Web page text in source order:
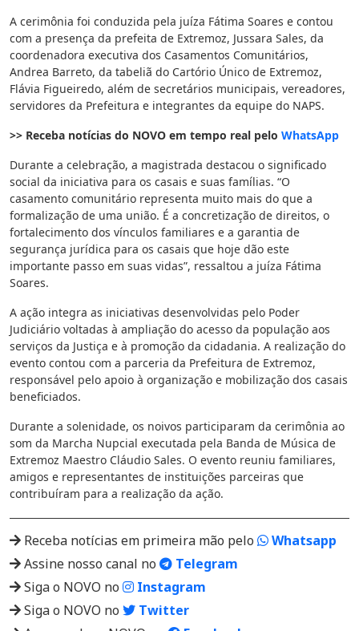
A cerimônia foi conduzida pela juíza Fátima Soares e contou
com a presença da prefeita de Extremoz, Jussara Sales, da
coordenadora executiva dos Casamentos Comunitários,
Andrea Barreto, da tabeliã do Cartório Único de Extremoz,
Flávia Figueiredo, além de secretários municipais, vereadores,
servidores da Prefeitura e integrantes da equipe do NAPS.
>> Receba notícias do NOVO em tempo real pelo WhatsApp
Durante a celebração, a magistrada destacou o significado
social da iniciativa para os casais e suas famílias. “O
casamento comunitário representa muito mais do que a
formalização de uma união. É a concretização de direitos, o
fortalecimento dos vínculos familiares e a garantia de
segurança jurídica para os casais que hoje dão este
importante passo em suas vidas”, ressaltou a juíza Fátima
Soares.
A ação integra as iniciativas desenvolvidas pelo Poder
Judiciário voltadas à ampliação do acesso da população aos
serviços da Justiça e à promoção da cidadania. A realização do
evento contou com a parceria da Prefeitura de Extremoz,
responsável pelo apoio à organização e mobilização dos casais
beneficiados.
Durante a solenidade, os noivos participaram da cerimônia ao
som da Marcha Nupcial executada pela Banda de Música de
Extremoz Maestro Cláudio Sales. O evento reuniu familiares,
amigos e representantes de instituições parceiras que
contribuíram para a realização da ação.
Receba notícias em primeira mão pelo
Whatsapp
Assine nosso canal no
Telegram
Siga o NOVO no
Instagram
Siga o NOVO no
Twitter